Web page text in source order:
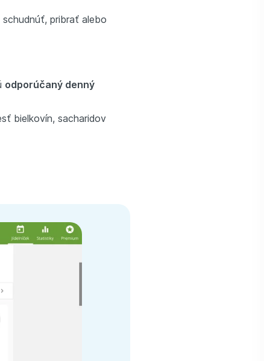
pribrať alebo
odporúčaný denný
bielkovín, sacharidov